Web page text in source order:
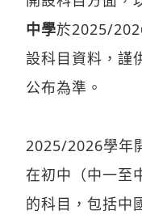
中學於2025/
設科目資料，謹
公布為準。
2025/2026學年
在初中（中一至
的科目，包括中